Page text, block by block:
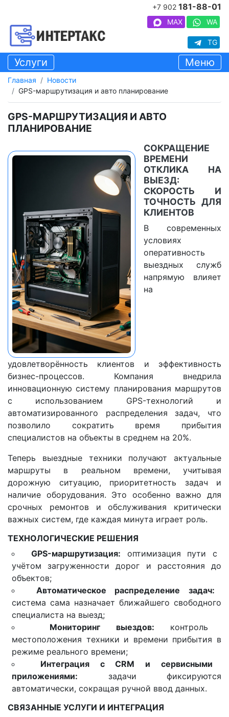
+7 902 181-88-01
MAX WA
TG
Услуги Меню
Главная
Новости
GPS-маршрутизация и авто планирование
GPS-МАРШРУТИЗАЦИЯ И АВТО
ПЛАНИРОВАНИЕ
СОКРАЩЕНИЕ
ВРЕМЕНИ
ОТКЛИКА НА
ВЫЕЗД:
СКОРОСТЬ И
ТОЧНОСТЬ ДЛЯ
КЛИЕНТОВ
В современных
условиях
оперативность
выездных служб
напрямую влияет
на
удовлетворённость клиентов и эффективность
бизнес-процессов. Компания внедрила
инновационную систему планирования маршрутов
с использованием GPS-технологий и
автоматизированного распределения задач, что
позволило сократить время прибытия
специалистов на объекты в среднем на 20%.
Теперь выездные техники получают актуальные
маршруты в реальном времени, учитывая
дорожную ситуацию, приоритетность задач и
наличие оборудования. Это особенно важно для
срочных ремонтов и обслуживания критически
важных систем, где каждая минута играет роль.
ТЕХНОЛОГИЧЕСКИЕ РЕШЕНИЯ
GPS-маршрутизация: оптимизация пути с
учётом загруженности дорог и расстояния до
объектов;
Автоматическое распределение задач:
система сама назначает ближайшего свободного
специалиста на выезд;
Мониторинг выездов: контроль
местоположения техники и времени прибытия в
режиме реального времени;
Интеграция с CRM и сервисными
приложениями: задачи фиксируются
автоматически, сокращая ручной ввод данных.
СВЯЗАННЫЕ УСЛУГИ И ИНТЕГРАЦИЯ